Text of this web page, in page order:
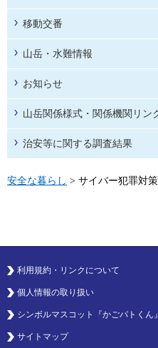
移動交番
山岳・水難情報
お知らせ
山岳関係様式・関係機関リン
治安等に関する調査結果
安全な暮らし > サイバー犯罪対策
利用規約・リンクについて
個人情報の取り扱い
シンボルマスコット『かごパトくん
サイトマップ